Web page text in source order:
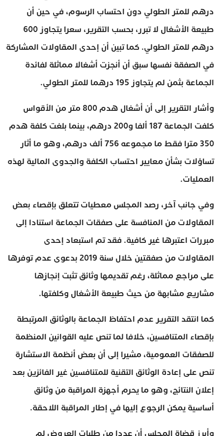
درهم للمتر الطولي دون احتساب الرسوم، في حين أن
طبيعة الأشغال لا تبرر، بحسب التقرير، سعرا يتجاوز 600
درهم للمتر الطولي. كما تبين أن إحدى المقاولات المشاركة
في الصفقة نفسها سبق أن أنجزت أشغالا مماثلة لفائدة
الجماعة بثمن لم يتجاوز 195 درهما للمتر الطولي.
وأشار التقرير إلى أن أشغال هدم 800 متر من الأقواس
كلفت الجماعة 187 ألفا و200 درهم، بينما بلغت كلفة هدم
350 مترا فقط ما مجموعه 756 ألف درهم، وهو ما أثار
تساؤلات بشأن معايير احتساب الكلفة والجدوى المالية لهذه
العمليات.
وفي جانب آخر، رصد المجلس معطيات تتعلق بإقصاء بعض
المقاولات من المنافسة على صفقات الجماعة استنادا إلى
مبررات اعتبرها غير كافية. فقد تم استبعاد إحدى
المقاولات من صفقتين خلال سنة 2019 بدعوى عدم توفرها
على مراجع مماثلة، رغم تقديمها وثائق تثبت إنجازها
مشاريع مشابهة من حيث طبيعة الأشغال وكلفتها.
كما انتقد التقرير عدم احتفاظ الجماعة بالوثائق المرتبطة
بإقصاء المتنافسين، خلافا لما تنص عليه القوانين المنظمة
للصفقات العمومية، مشيرا إلى أن بعض أنظمة الاستشارة
تنص على إعادة الوثائق التقنية للمتنافسين غير الفائزين بعد
إعلان النتائج، وهو ما يحرم أجهزة المراقبة من وثائق
أساسية يمكن الرجوع إليها في إطار المراقبة اللاحقة.
وأبرز قضاة المجلس أن عددا من طلبات العروض لم